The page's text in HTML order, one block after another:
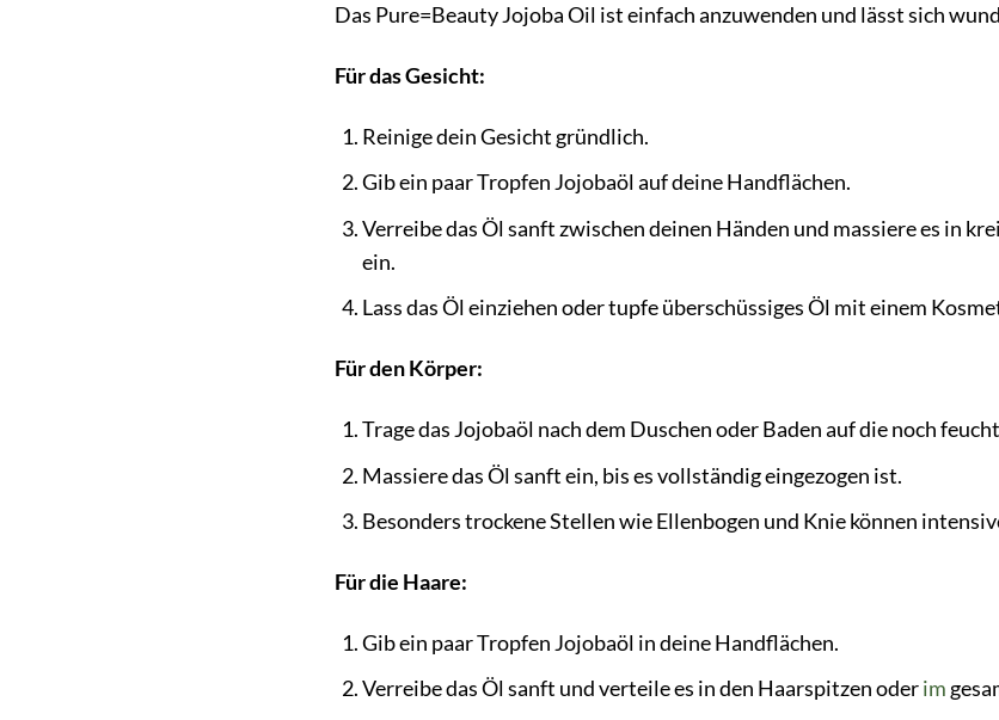
Das Pure=Beauty Jojoba Oil ist einfach anzuwenden und lässt sich
Für das Gesicht:
Reinige dein Gesicht gründlich.
Gib ein paar Tropfen Jojobaöl auf deine Handflächen.
Verreibe das Öl sanft zwischen deinen Händen und massiere es in
ein.
Lass das Öl einziehen oder tupfe überschüssiges Öl mit einem
Für den Körper:
Trage das Jojobaöl nach dem Duschen oder Baden auf die noch
Massiere das Öl sanft ein, bis es vollständig eingezogen ist.
Besonders trockene Stellen wie Ellenbogen und Knie können
Für die Haare:
Gib ein paar Tropfen Jojobaöl in deine Handflächen.
Verreibe das Öl sanft und verteile es in den Haarspitzen oderim